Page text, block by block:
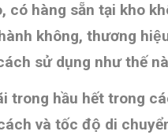
hàng sẵn tại kho
không, thương
sử dụng như thế
hầu hết trong
và tốc độ di